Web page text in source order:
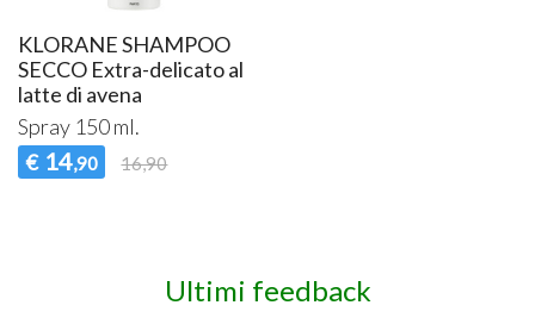
KLORANE SHAMPOO
SECCO Extra-delicato al
latte di avena
Spray 150 ml.
€ 14,90 16,90
Ultimi feedback